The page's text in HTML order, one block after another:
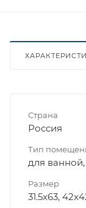
Страна
Россия
Тип
для
Размер
31.5x63,